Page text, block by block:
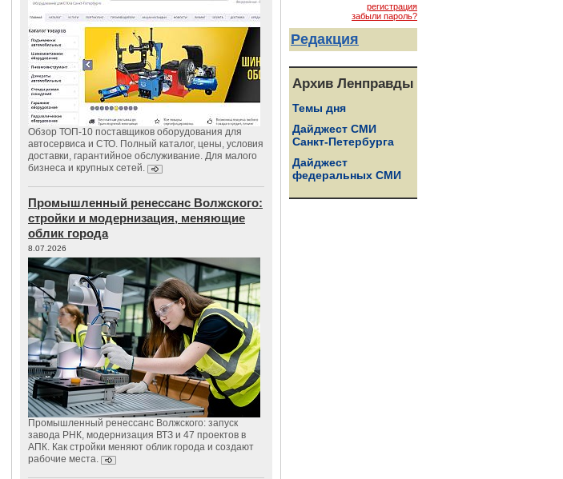
Обзор ТОП-10 поставщиков оборудования для
автосервиса и СТО. Полный каталог, цены, условия
доставки, гарантийное обслуживание. Для малого
бизнеса и крупных сетей.
Промышленный ренессанс Волжского:
стройки и модернизация, меняющие
облик города
8.07.2026
Промышленный ренессанс Волжского: запуск
завода РНК, модернизация ВТЗ и 47 проектов в
АПК. Как стройки меняют облик города и создают
рабочие места.
регистрация
забыли пароль?
Редакция
Архив Ленправды
Темы дня
Дайджест СМИ
Санкт-Петербурга
Дайджест
федеральных СМИ